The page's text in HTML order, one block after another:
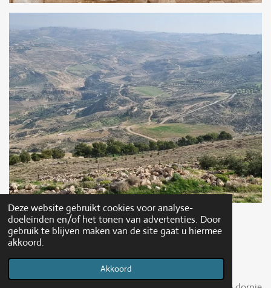
Deze website gebruikt cookies voor analyse-
doeleinden en/of het tonen van advertenties. Door
gebruik te blijven maken van de site gaat u hiermee
akkoord.
Akkoord
MUKAWIR